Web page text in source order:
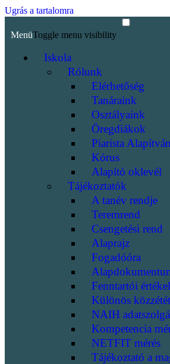
Ugrás a tartalomra
MenüToggle menu visibility
Iskola
Rólunk
Elérhetőség
Tanáraink
Osztályaink
Öregdiákok
Piarista
Kórus
Alapító oklevél
Tájékoztatók
A tanév rendje
Teremrend
Csengetési rend
Alaprajz
Fogadóóra
Fenntartói
Különös
NAIH
Kompetencia
NETFIT mérés
Tájékoztató a